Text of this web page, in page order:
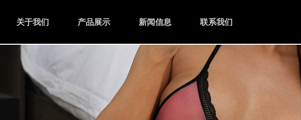
关于我们 产品展示 新闻信息 联系我们